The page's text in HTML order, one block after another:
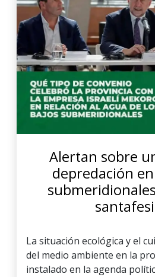
Alertan sobre
depredación
La situación ecológica y el
del medio ambiente en la
instalado en la agenda